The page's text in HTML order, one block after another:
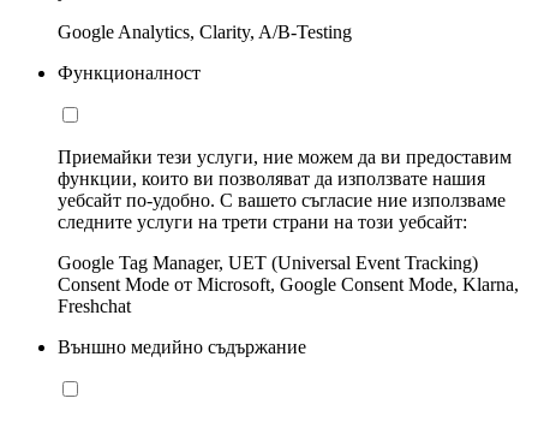
Google Analytics, Clarity, A/B-Testing
Функционалност
Приемайки тези услуги, ние можем да ви предоставим
функции, които ви позволяват да използвате нашия
уебсайт по-удобно. С вашето съгласие ние използваме
следните услуги на трети страни на този уебсайт:
Google Tag Manager, UET (Universal Event Tracking)
Consent Mode от Microsoft, Google Consent Mode, Klarna,
Freshchat
Външно медийно съдържание